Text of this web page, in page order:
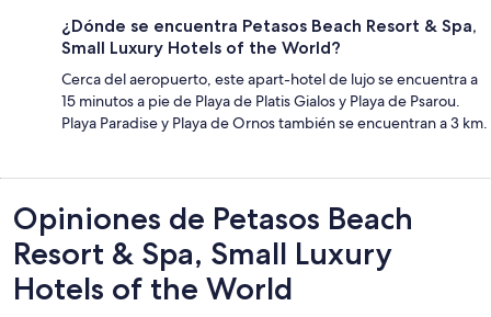
¿Dónde se encuentra Petasos Beach Resort & Spa,
Small Luxury Hotels of the World?
Cerca del aeropuerto, este apart-hotel de lujo se encuentra a
15 minutos a pie de Playa de Platis Gialos y Playa de Psarou.
Playa Paradise y Playa de Ornos también se encuentran a 3 km.
Opiniones
Opiniones de Petasos Beach
Resort & Spa, Small Luxury
Hotels of the World